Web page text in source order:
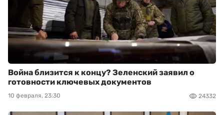
Война близится к концу? Зеленский заявил о
готовности ключевых документов
10 февраля, 23:30 24332